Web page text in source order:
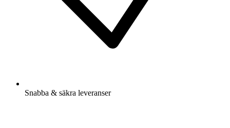
Snabba & säkra leveranser